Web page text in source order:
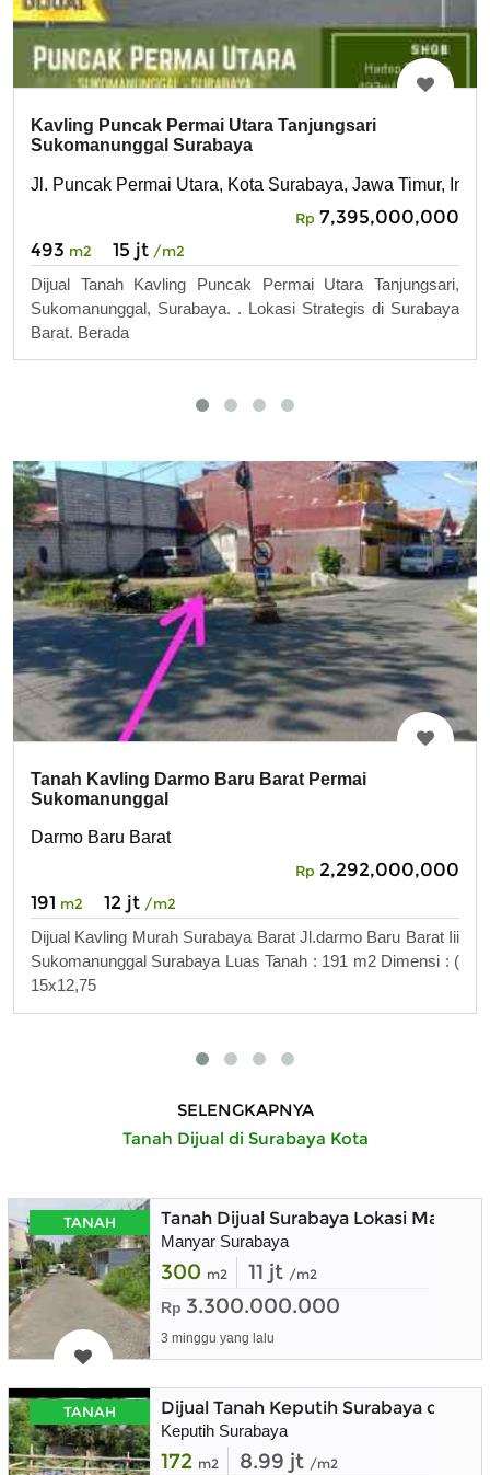
Kavling Puncak Permai Utara Tanjungsari
Sukomanunggal Surabaya
Jl. Puncak Permai Utara, Kota Surabaya, Jawa Timur,
Rp 7,395,000,000
493 m2 15 jt /m2
Dijual Tanah Kavling Puncak Permai Utara Tanjungsari,
Sukomanunggal, Surabaya. . Lokasi Strategis di Surabaya
Barat. Berada
Tanah Kavling Darmo Baru Barat Permai
Sukomanunggal
Darmo Baru Barat
Rp 2,292,000,000
191 m2 12 jt /m2
Dijual Kavling Murah Surabaya Barat Jl.darmo Baru Barat Iii
Sukomanunggal Surabaya Luas Tanah : 191 m2 Dimensi : (
15x12,75
SELENGKAPNYA
Tanah Dijual di Surabaya Kota
TANAH Tanah Dijual Surabaya Lokasi Manyar
Manyar Surabaya
300 m2 11 jt /m2
Rp 3.300.000.000
3 minggu yang lalu
TANAH Dijual Tanah Keputih Surabaya dekat
Keputih Surabaya
172 m2 8.99 jt /m2